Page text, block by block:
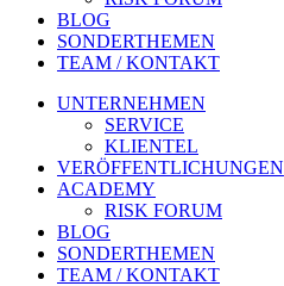
BLOG
SONDERTHEMEN
TEAM / KONTAKT
UNTERNEHMEN
SERVICE
KLIENTEL
VERÖFFENTLICHUNGEN
ACADEMY
RISK FORUM
BLOG
SONDERTHEMEN
TEAM / KONTAKT